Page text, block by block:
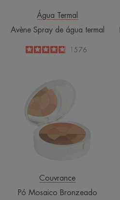
Água Termal
Avène Spray de água termal
4.8
/51576
Couvrance
Pó Mosaico Bronzeado